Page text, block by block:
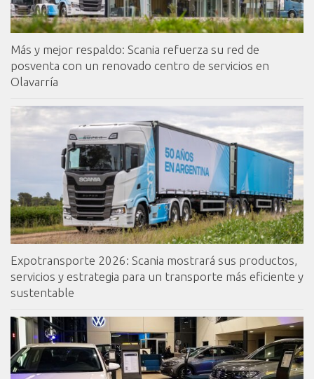
Más y mejor respaldo: Scania refuerza su red de
posventa con un renovado centro de servicios en
Olavarría
Expotransporte 2026: Scania mostrará sus productos,
servicios y estrategia para un transporte más eficiente y
sustentable